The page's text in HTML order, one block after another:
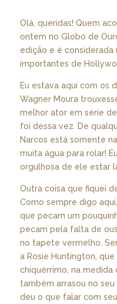
Olá, queridas! Quem
ontem no Globo de
edição e é considerada
importantes de
Eu estava aqui com os
Wagner Moura
melhor ator em série
foi dessa vez. De
Narcos está somente
muita água para rolar!
orgulhosa de ele estar
Outra coisa que fiquei
Como sempre digo
que pecam um
pecam pela falta de
no tapete vermelho.
a Rosie Huntington,
chiquérrimo, na medida
também arrasou no
deu o que falar com